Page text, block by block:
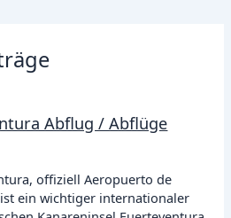
Abflug / Abflüge
offiziell Aeropuerto de
ein wichtiger internationaler